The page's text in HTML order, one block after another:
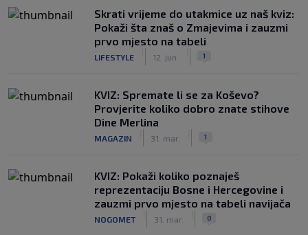
Skrati vrijeme do utakmice uz naš kviz:
Pokaži šta znaš o Zmajevima i zauzmi
prvo mjesto na tabeli
LIFESTYLE 12. jun. 1
KVIZ: Spremate li se za Koševo?
Provjerite koliko dobro znate stihove
Dine Merlina
MAGAZIN 31. mar. 1
KVIZ: Pokaži koliko poznaješ
reprezentaciju Bosne i Hercegovine i
zauzmi prvo mjesto na tabeli navijača
NOGOMET 31. mar. 0